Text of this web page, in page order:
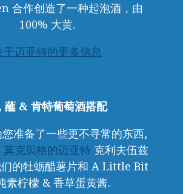
合作创造了一种起泡酒，由
100% 大黄.
于迈亚特的更多信息
蘸 & 肯特葡萄酒搭配
准备了一些更不寻常的东西,
莫克贝格的迈亚特 克利夫伍兹
的牡蛎醋薯片和 A Little Bit
素柠檬 & 香草蛋黄酱.